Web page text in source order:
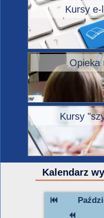
Kursy e-
Opieka
Kursy
Kalendarz